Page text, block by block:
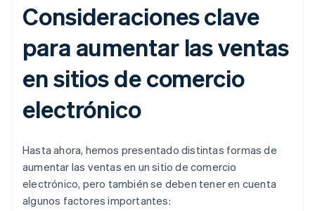
Consideraciones clave
para aumentar las ventas
en sitios de comercio
electrónico
Hasta ahora, hemos presentado distintas formas de
aumentar las ventas en un sitio de comercio
electrónico, pero también se deben tener en cuenta
algunos factores importantes: